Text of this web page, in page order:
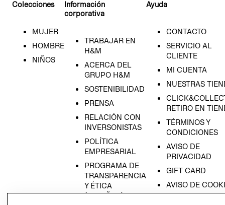
Colecciones
MUJER
HOMBRE
NIÑOS
Información
corporativa
TRABAJAR EN
H&M
ACERCA DEL
GRUPO H&M
SOSTENIBILIDAD
PRENSA
RELACIÓN CON
INVERSONISTAS
POLÍTICA
EMPRESARIAL
PROGRAMA DE
TRANSPARENCIA
Y ÉTICA
(ESPAÑOL)
Ayuda
CONTACTO
SERVICIO AL
CLIENTE
MI CUENTA
NUESTRAS
RETIRO EN
TÉRMINOS Y
CONDICIONES
AVISO DE
PRIVACIDAD
GIFT CARD
AVISO DE